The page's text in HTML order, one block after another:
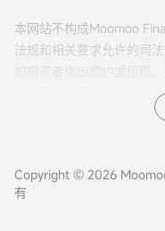
本网站不构成Moomoo
法规和相关要求允许的司
问本网站的风险，并且您
公司地址：新加坡滨海
Copyright © 2026
有